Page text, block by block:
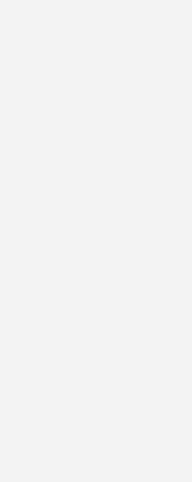
Modell verfügbar. Beide Modelle
dem Heimspeicher der Firma über eine
für Live-Überwachung
präsentiert sich in seiner neuen
Es fungiert als intelligente
zwischen Mikrowechselrichter und
auch aus der Ferne überwacht und